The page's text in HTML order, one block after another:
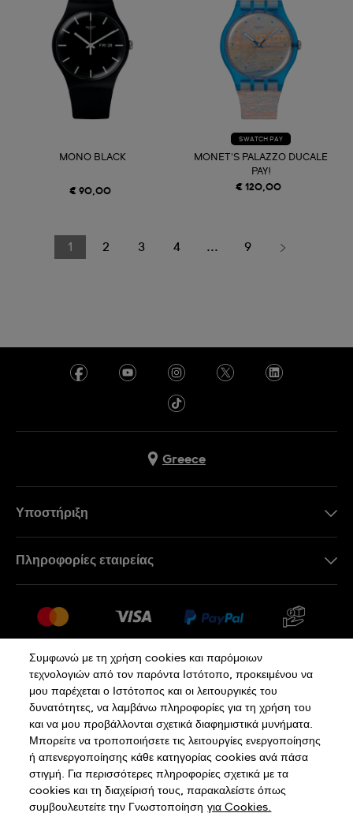
MONO BLACK
€ 90,00
SWATCH PAY
MONET'S PALAZZO DUCALE
PAY!
€ 120,00
1 2 3 4 ... 9
Greece
Υποστήριξη
Επιστροφές
Όροι Πώλησης
Κάνε κλικ εδώ για υπαναχώρηση
Πληροφορίες εταιρείας
Θέσεις Εργασίας
Πολιτική Απορρήτου Πολιτική Cookies
Όροι Χρήσης
Συμφωνώ με τη χρήση cookies και παρόμοιων
τεχνολογιών από τον παρόντα Ιστότοπο, προκειμένου να
μου παρέχεται ο Ιστότοπος και οι λειτουργικές του
δυνατότητες, να λαμβάνω πληροφορίες για τη χρήση του
και να μου προβάλλονται σχετικά διαφημιστικά μυνήματα.
Μπορείτε να τροποποιήσετε τις λειτουργίες ενεργοποίησης
ή απενεργοποίησης κάθε κατηγορίας cookies ανά πάσα
στιγμή. Για περισσότερες πληροφορίες σχετικά με τα
cookies και τη διαχείρισή τους, παρακαλείστε όπως
συμβουλευτείτε την Γνωστοποίηση για Cookies.